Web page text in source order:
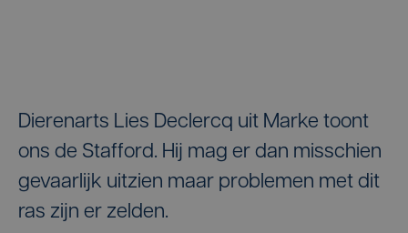
Dierenarts Lies Declercq uit Marke toont
ons de Stafford. Hij mag er dan misschien
gevaarlijk uitzien maar problemen met dit
ras zijn er zelden.